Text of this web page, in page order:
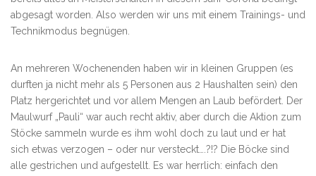
abgesagt worden. Also werden wir uns mit einem Trainings- und
Technikmodus begnügen.
An mehreren Wochenenden haben wir in kleinen Gruppen (es
durften ja nicht mehr als 5 Personen aus 2 Haushalten sein) den
Platz hergerichtet und vor allem Mengen an Laub befördert. Der
Maulwurf „Pauli“ war auch recht aktiv, aber durch die Aktion zum
Stöcke sammeln wurde es ihm wohl doch zu laut und er hat
sich etwas verzogen – oder nur versteckt….?!? Die Böcke sind
alle gestrichen und aufgestellt. Es war herrlich: einfach den